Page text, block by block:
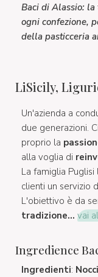
Baci di Alassio:
ogni confezione,
della pasticceria
LiSicily,
Un'azienda a
due generazioni.
proprio la
alla voglia di
La famiglia
clienti un servizio
L'obiettivo è da
tradizione... vai
Ingredience
Ingredienti: